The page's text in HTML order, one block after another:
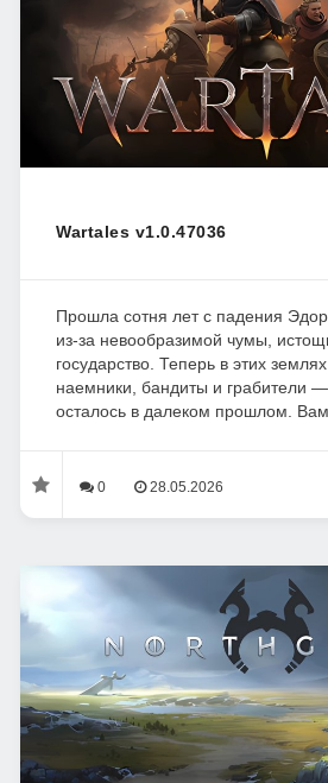
Wartales v1.0.47036
Прошла сотня лет с падения
из-за невообразимой чумы,
государство. Теперь в этих
наемники, бандиты и грабители —
осталось в далеком прошлом.
0 28.05.2026